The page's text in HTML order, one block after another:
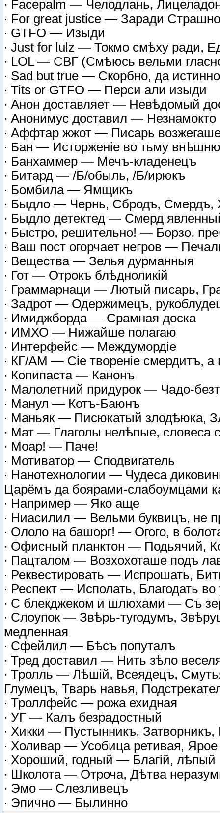
∙ Facepalm — Челодлань,
∙ For great justice — Заради
∙ GTFO — Изыди
∙ Just for lulz — Токмо смѣху ради,
∙ LOL — СВГ (Смѣюсь вельми
∙ Sad but true — Скорбно, да истинно
∙ Tits or GTFO — Перси али изыди
∙ Анон доставляет — Невѣдомый
∙ Анонимус доставил — Незнамокто
∙ Аффтар жжот — Писарь
∙ Бан — Исторженіе во тьму
∙ Банхаммер — Мечъ-кладенецъ
∙ Битард — /Б/обыль, /Б/ирюкъ
∙ Бомбила — Ямщикъ
∙ Быдло — Чернь, Сбродъ, Смердъ,
∙ Быдло детектед — Смерд
∙ Быстро, решительно! — Борзо,
∙ Ваш пост огорчает негров —
∙ Вещества — Зелья дурманныя
∙ Гот — Отрокъ блѣдноликій
∙ Граммарнаци — Лютый писарь,
∙ Задрот — Одержимецъ,
∙ Имиджборда — Срамная доска
∙ ИМХО — Нижайше полагаю
∙ Интерфейс — Междумордіе
∙ КГ/АМ — Сіе твореніе смердитъ,
∙ Копипаста — Канонъ
∙ Малолетний придурок — Чадо-
∙ Манул — Котъ-Баюнъ
∙ Маньяк — Писюкатый злодѣюка,
∙ Мат — Глаголы нелѣпые, словеса
∙ Моар! — Паче!
∙ Мотиватор — Сподвигатель
∙ Нанотехнологии — Чудеса
Царёмъ да боярами-слабоумцами
∙ Например — Яко аще
∙ Ниасилил — Вельми буквицъ, не
∙ Ололо на башорг! — Огого, в
∙ Офисный планктон — Подьячий,
∙ Пацталом — Возхохоташе подъ
∙ Реквестировать — Испрошать,
∙ Респект — Исполать, Благодать
∙ C блекджеком и шлюхами — Съ
∙ Слоупок — Звѣрь-тугодумъ,
медленная
∙ Сфейлил — Бѣсъ попуталъ
∙ Тред доставил — Нить зѣло
∙ Тролль — Лѣшій, Всеядецъ,
Глумецъ, Тварь навья,
∙ Троллфейс — рожа ехидная
∙ УГ — Калъ безрадостный
∙ Хикки — Пустынникъ,
∙ Холивар — Усобица ретивая,
∙ Хороший, годный — Благій, лѣпый
∙ Школота — Отроча, Дѣтва
∙ Эмо — Слезливецъ
∙ Эпично — Былинно